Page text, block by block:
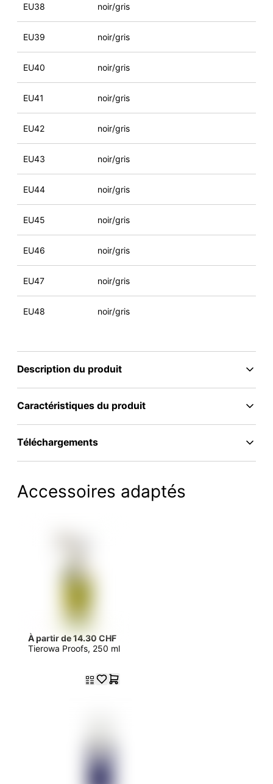
EU38 noir/gris
EU39 noir/gris
EU40 noir/gris
EU41 noir/gris
EU42 noir/gris
EU43 noir/gris
EU44 noir/gris
EU45 noir/gris
EU46 noir/gris
EU47 noir/gris
EU48 noir/gris
Description du produit
Caractéristiques du produit
Téléchargements
Accessoires adaptés
À partir de 14.30 CHF
Tierowa Proofs, 250 ml